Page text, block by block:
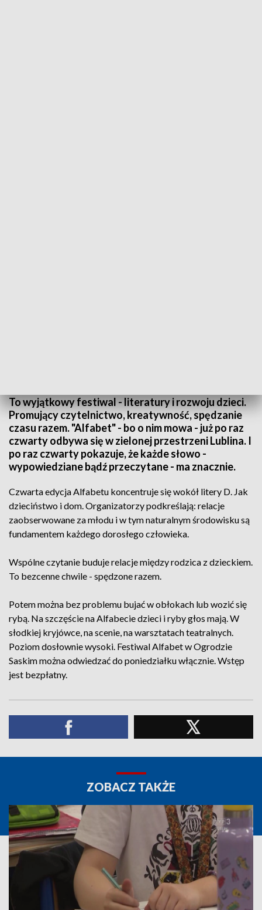
To wyjątkowy festiwal - literatury i rozwoju dzieci.
Promujący czytelnictwo, kreatywność, spędzanie
czasu razem. "Alfabet" - bo o nim mowa - już po raz
czwarty odbywa się w zielonej przestrzeni Lublina. I
po raz czwarty pokazuje, że każde słowo -
wypowiedziane bądź przeczytane - ma znacznie.
Czwarta edycja Alfabetu koncentruje się wokół litery D. Jak
dzieciństwo i dom. Organizatorzy podkreślają: relacje
zaobserwowane za młodu i w tym naturalnym środowisku są
fundamentem każdego dorosłego człowieka.
Wspólne czytanie buduje relacje między rodzica z dzieckiem.
To bezcenne chwile - spędzone razem.
Potem można bez problemu bujać w obłokach lub wozić się
rybą. Na szczęście na Alfabecie dzieci i ryby głos mają. W
słodkiej kryjówce, na scenie, na warsztatach teatralnych.
Poziom dosłownie wysoki. Festiwal Alfabet w Ogrodzie
Saskim można odwiedzać do poniedziałku włącznie. Wstęp
jest bezpłatny.
ZOBACZ TAKŻE